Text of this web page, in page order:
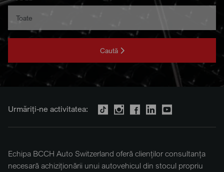
Caută
Urmăriți-ne activitatea:
Echipa BCCH Auto Switzerland oferă clienților consultanța
necesară achiziționării unui autovehicul din stocul propriu